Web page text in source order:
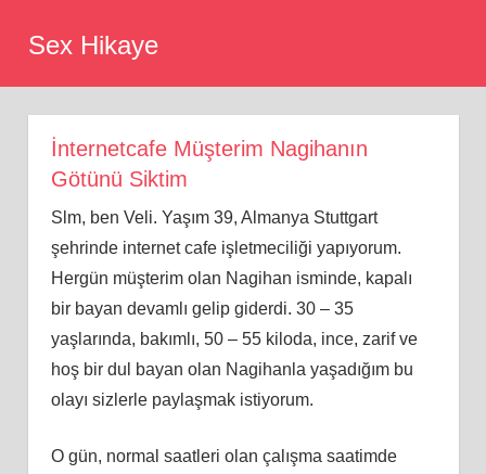
Sex Hikaye
İnternetcafe Müşterim Nagihanın
Götünü Siktim
Slm, ben Veli. Yaşım 39, Almanya Stuttgart
şehrinde internet cafe işletmeciliği yapıyorum.
Hergün müşterim olan Nagihan isminde, kapalı
bir bayan devamlı gelip giderdi. 30 – 35
yaşlarında, bakımlı, 50 – 55 kiloda, ince, zarif ve
hoş bir dul bayan olan Nagihanla yaşadığım bu
olayı sizlerle paylaşmak istiyorum.
O gün, normal saatleri olan çalışma saatimde